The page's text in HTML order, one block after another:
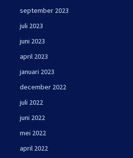
september 2023
juli 2023
juni 2023
april 2023
januari 2023
december 2022
juli 2022
juni 2022
mei 2022
april 2022